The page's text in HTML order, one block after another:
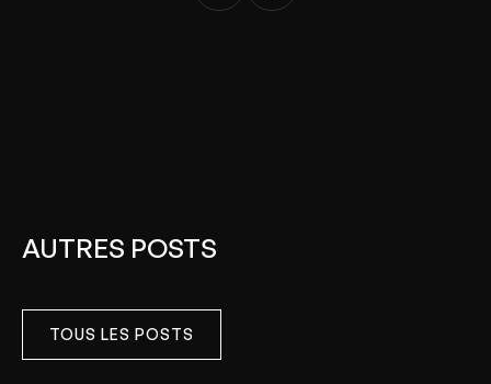
AUTRES POSTS
TOUS LES POSTS